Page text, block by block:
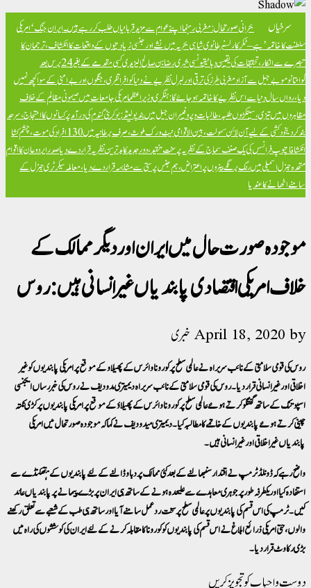
سرخیاں بحرانی صورتحال: مغربی رہنما اپنے عوام سے مزید قربانیاں طلب کر رہے ہیں۔ایران جنگ ‘امریکی
سلطنت کا خاتمہ’ ہے – ٹکر کارلسنبرطانوی شاہی بحریہ میں نشے اور جنسی زیادتیوں کے واقعات کا انکشاف، ترجمان کا
تبصرے سے انکار، تحقیقات کی یقین دہانی
تیونسی شہری رضا بن صالح الیزیدی کسی مقدمے کے بغیر 24 برس بعد
گوانتانوموبے جیل سے آزادمغربی طرز کی ترقی اور لبرل نظریے نے دنیا کو افراتفری، جنگوں اور بےامنی کے سوا کچھ نہیں
دیا، رواں سال دنیا سے اس نظریے کا خاتمہ ہو جائے گا: ہنگری وزیراعظمامریکی جامعات میں صیہونی مظالم کے خلاف
مظاہروں میں تیزی، سینکڑوں طلبہ، طالبات و پروفیسران جیل میں بندپولینڈ: یوکرینی گندم کی درآمد پر کسانوں کا احتجاج، سرحد
بند کر دی
خود کشی کے لیے آن لائن سہولت، بین الاقوامی نیٹ ورک ملوث، صرف برطانیہ میں 130 افراد کی موت، چشم کشا
انکشافاتپوپ فرانسس کی یک صنف سماج کے نظریہ پر سخت تنقید، دور جدید کا بدترین نظریہ قرار دے دیاصدر ایردوعان کا اقوام
متحدہ جنرل اسمبلی میں رنگ برنگے بینروں پر اعتراض، ہم جنس پرستی سے مشابہہ قرار دے دیا، معاملہ سیکرٹری جنرل کے
سامنے اٹھانے کا عندیا
موجودہ صورت حال میں ایران اوردیگر ممالک کے
خلاف امریکی اقتصادی پابندیاں غیر انسانی ہیں : روس
April 18, 2020 by خبری
روس کی قومی سلامتی کے نائب سربراہ نے عالمی سطح پر کورونا وائرس کے پھیلاو کے موقع پر امریکی پابندیوں کو غیر
اخلاقی اور غیر انسانی قرار دیا۔روس کی قومی سلامتی کے نائب سربراہ دیمیتری مدودیف نے روس کی خبر رساں ایجنسی
اسپوتنک کے ساتھ گفتگو کرتے ہوئے عالمی سطح پر کورونا وائرس کے پھیلاؤ کے موقع پر امریکی پابندیوں پر کڑی نکتہ
چینی کرتے ہوئے پابندیوں کے خاتمے کا مطالبہ کیا۔ دیمیتری میدودیف نے کہا کہ موجودہ صورتحال میں امریکی
پابندیاں غیر اخلاقی اور غیر انسانی ہیں۔
واضح رہے کہ ڈونلڈ ٹرمپ نے اقتدار سنبھالنے کے بعد کئی ممالک پر دباو ڈالنے کے لئے پابندیوں کے ہتھکنڈے سے
استفادہ کیا اور یکطرفہ طور پر جوہری معاہدے سے علیحدہ ہونے کے ساتھ ہی ایران پر بڑے پیمانے پر پابندیاں عائد
کیں۔ٹرمپ کی اس قسم کی پابندیوں پرعالمی سطح پر سخت رد عمل سامنے آیا اور ساتھ ہی طب کے شعبے سے تعلق رکھنے
والوں، حتی امریکی ذرائع ابلاغ نے اس قسم کی پابندیوں کو کورونا کا مقابلہ کرنے کے لئے ایران کی کوششوں کی راہ میں
بڑی رکاوٹ قرار دیا۔
دوست و احباب کو تجویز کریں